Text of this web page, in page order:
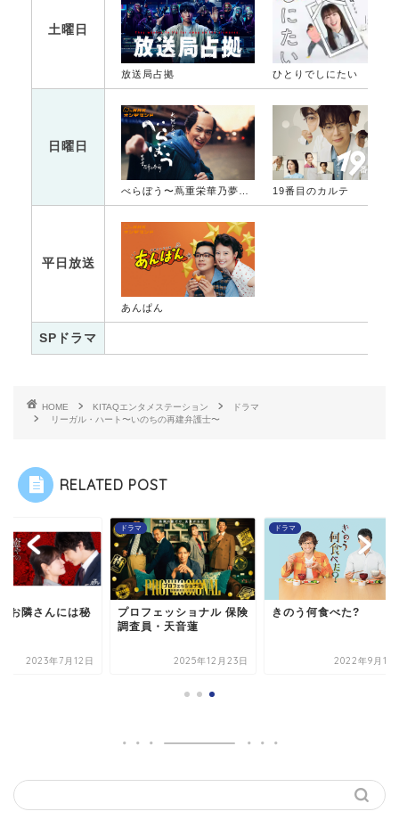
土曜日
放送局占拠 ひとりでしにたい
日曜日
べらぼう〜蔦重栄華乃夢噺〜 19番目のカルテ
平日放送
あんぱん
SPドラマ
HOME KITAQエンタメステーション
ドラマ
リーガル・ハート〜いのちの再建弁護士〜
RELATED POST
フェッショナル 保険
2025年12月23日
ドラマ
きのう何食べた?
2022年9月15日
ドラマ
癒やしのお隣さんに
2023年7